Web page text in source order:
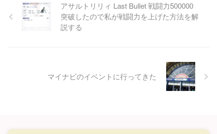
ので新しいモニターを買いまし
た。プライムセール価格で19997
円だった。INNOCNという知らな
アサルトリリィ Last Bullet 戦闘力500000
突破したので私が戦闘力を上げた方法を解
説する
マイナビのイベントに行ってきた